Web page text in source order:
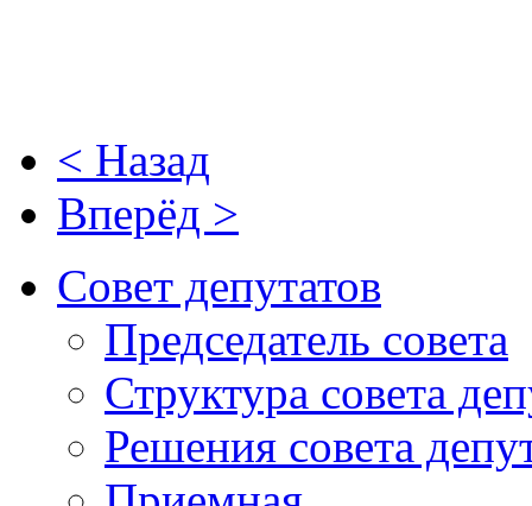
< Назад
Вперёд >
Совет депутатов
Председатель совета
Структура совета
Решения совета